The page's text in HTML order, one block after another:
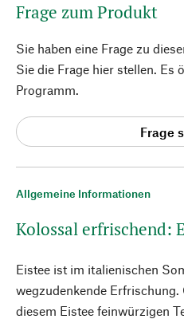
Allgemeine Informationen
Kolossal erfrischend:
Eistee ist im italienischen
wegzudenkende
diesem Eistee feinwürzigen
Frage zum Produkt
Sie haben eine Frage zu
Sie die Frage hier stellen. Es
Programm.
Frage